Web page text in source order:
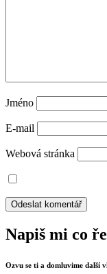
Jméno
E-mail
Webová stránka
Napiš mi co
Ozvu se ti a domluvime další